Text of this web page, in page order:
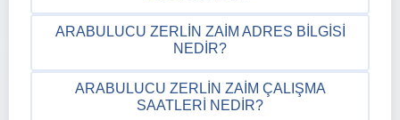
ARABULUCU ZERLIN ZAIM ADRES BILGISI
NEDIR?
ARABULUCU ZERLIN ZAIM ÇALIŞMA
SAATLERI NEDIR?